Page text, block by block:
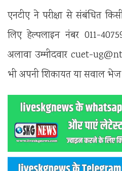
एनटीए ने परीक्षा से संबंधित
लिए हेल्पलाइन नंबर 011-
अलावा उम्मीदवार cuet-
भी अपनी शिकायत या सवाल